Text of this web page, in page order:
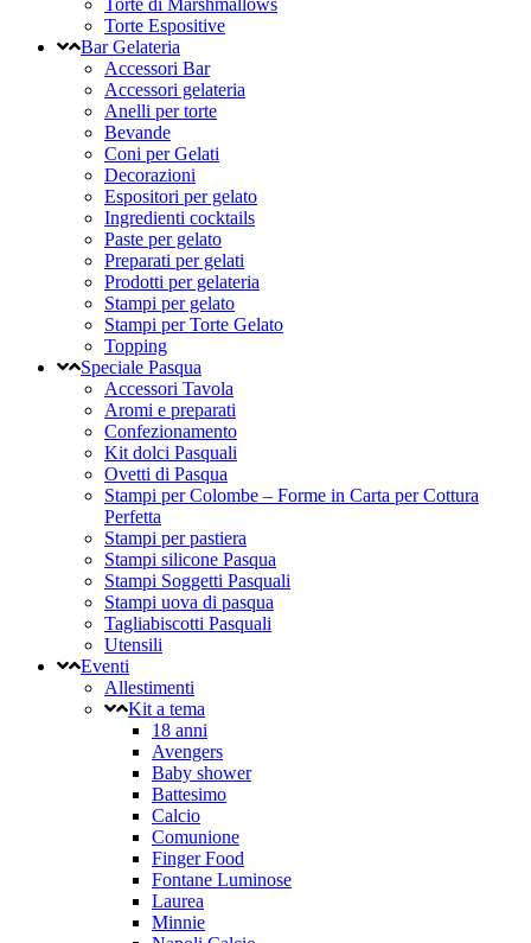
Torte di Marshmallows
Torte Espositive
Bar Gelateria
Accessori Bar
Accessori gelateria
Anelli per torte
Bevande
Coni per Gelati
Decorazioni
Espositori per gelato
Ingredienti cocktails
Paste per gelato
Preparati per gelati
Prodotti per gelateria
Stampi per gelato
Stampi per Torte Gelato
Topping
Speciale Pasqua
Accessori Tavola
Aromi e preparati
Confezionamento
Kit dolci Pasquali
Ovetti di Pasqua
Stampi per Colombe – Forme in Carta per Cottura
Perfetta
Stampi per pastiera
Stampi silicone Pasqua
Stampi Soggetti Pasquali
Stampi uova di pasqua
Tagliabiscotti Pasquali
Utensili
Eventi
Allestimenti
Kit a tema
18 anni
Avengers
Baby shower
Battesimo
Calcio
Comunione
Finger Food
Fontane Luminose
Laurea
Minnie